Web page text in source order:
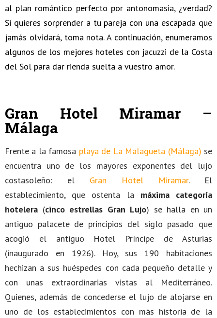
al plan romántico perfecto por antonomasia, ¿verdad?
Si quieres sorprender a tu pareja con una escapada que
jamás olvidará, toma nota. A continuación, enumeramos
algunos de los mejores hoteles con jacuzzi de la Costa
del Sol para dar rienda suelta a vuestro amor.
Gran Hotel Miramar –
Málaga
Frente a la famosa playa de La Malagueta (Málaga) se
encuentra uno de los mayores exponentes del lujo
costasoleño: el Gran Hotel Miramar. El
establecimiento, que ostenta la máxima categoría
hotelera (cinco estrellas Gran Lujo) se halla en un
antiguo palacete de principios del siglo pasado que
acogió el antiguo Hotel Príncipe de Asturias
(inaugurado en 1926). Hoy, sus 190 habitaciones
hechizan a sus huéspedes con cada pequeño detalle y
con unas extraordinarias vistas al Mediterráneo.
Quienes, además de concederse el lujo de alojarse en
uno de los establecimientos con más historia de la